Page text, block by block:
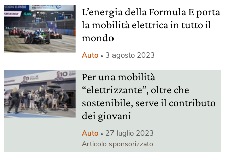
L’energia della Formula E porta
la mobilità elettrica in tutto il
mondo
Auto 3 agosto 2023
Per una mobilità
“elettrizzante”, oltre che
sostenibile, serve il contributo
dei giovani
Auto 27 luglio 2023
Articolo sponsorizzato